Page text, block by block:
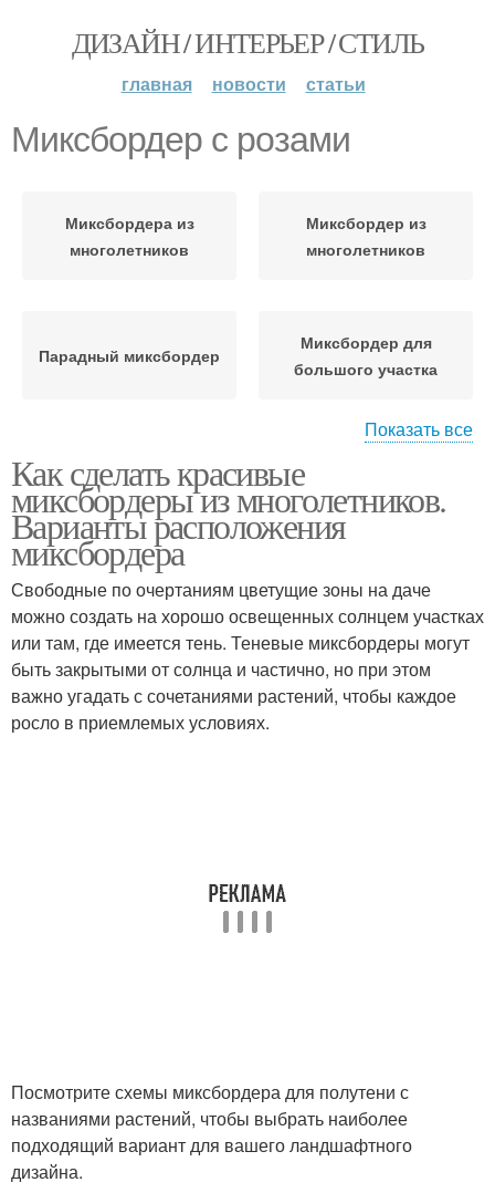
ДИЗАЙН / ИНТЕРЬЕР / СТИЛЬ
главная новости статьи
Миксбордер с розами
Миксбордера из
многолетников
Миксбордер из
многолетников
Парадный миксбордер
Миксбордер для
большого участка
миксбордер
Миксбордер с
гортензией
Миксбордера с
хвойниками
Луговой миксбордер
кустарников
однолетников
Вечноцветущий
Показать все
Как сделать красивые
миксбордеры из многолетников.
Варианты расположения
миксбордера
Свободные по очертаниям цветущие зоны на даче
можно создать на хорошо освещенных солнцем участках
или там, где имеется тень. Теневые миксбордеры могут
быть закрытыми от солнца и частично, но при этом
важно угадать с сочетаниями растений, чтобы каждое
росло в приемлемых условиях.
Посмотрите схемы миксбордера для полутени с
названиями растений, чтобы выбрать наиболее
подходящий вариант для вашего ландшафтного
дизайна.